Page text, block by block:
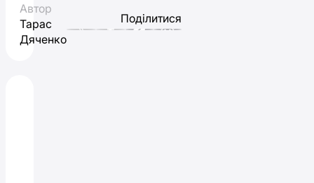
Автор
Тарас
Дяченко
Поділитися